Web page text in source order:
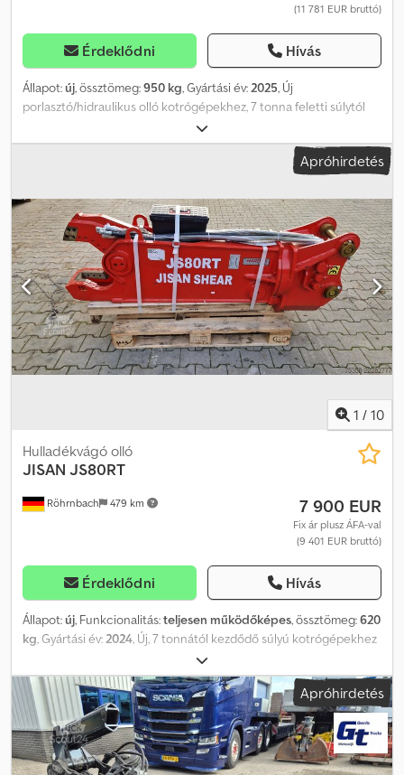
(11 781 EUR bruttó)
Érdeklődni Hívás
Állapot:új, össztömeg:950 kg, Gyártási év: 2025, Új
porlasztó/hidraulikus olló kotrógépekhez, 7 tonna feletti súlytól
kezdve. 360 fokban elforgatható. Csdpfxjzkaw Is Ahqjrf Magas
törőerő.
Apróhirdetés
1 / 10
Röhrnbach 479 km
Hulladékvágó olló
JISAN JS80RT
7 900 EUR
Fix ár plusz ÁFA-val
(9 401 EUR bruttó)
Érdeklődni Hívás
Állapot:új, Funkcionalitás:teljesen működőképes, össztömeg:620
kg, Gyártási év:2024, Új, 7 tonnától kezdődő súlyú kotrógépekhez
való hidraulikus olló, 360 fokos elforgatással. Cedpfx Ahjzkau
Heqjrf Anyaga: Hardox acél. A méretek a képeken láthatók.
Apróhirdetés